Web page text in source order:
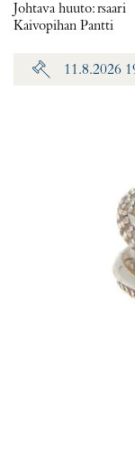
Johtava huuto:rsaari
Kaivopihan Pantti
11.8.2026